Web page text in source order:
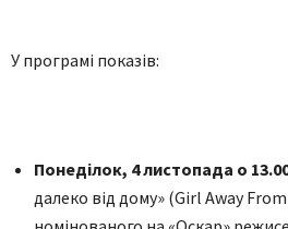
У програмі показів:
Понеділок, 4 листопада о
далеко від дому» (Girl Away